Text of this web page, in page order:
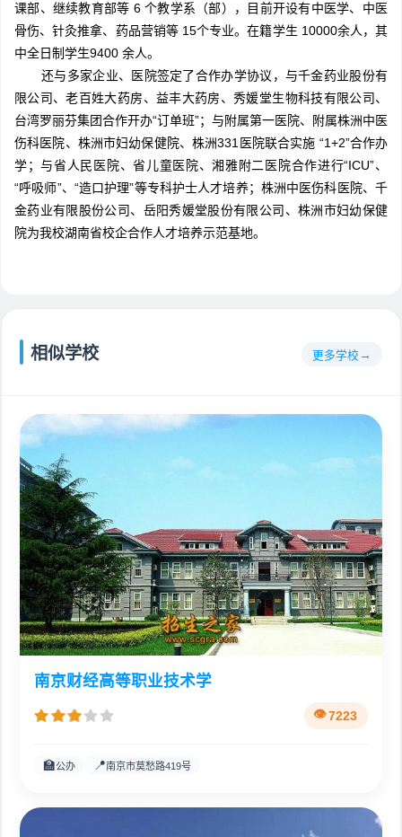
课部、继续教育部等 6 个教学系（部），目前开设有中医学、中医
骨伤、针灸推拿、药品营销等 15个专业。在籍学生 10000余人，其
中全日制学生9400 余人。
还与多家企业、医院签定了合作办学协议，与千金药业股份有
限公司、老百姓大药房、益丰大药房、秀媛堂生物科技有限公司、
台湾罗丽芬集团合作开办“订单班”；与附属第一医院、附属株洲中医
伤科医院、株洲市妇幼保健院、株洲331医院联合实施 “1+2”合作办
学；与省人民医院、省儿童医院、湘雅附二医院合作进行“ICU”、
“呼吸师”、“造口护理”等专科护士人才培养；株洲中医伤科医院、千
金药业有限股份公司、岳阳秀媛堂股份有限公司、株洲市妇幼保健
院为我校湖南省校企合作人才培养示范基地。
相似学校 更多学校
南京财经高等职业技术学
7223
🏫公办 📍南京市莫愁路419号